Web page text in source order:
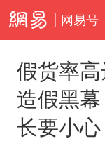
网易号
假货率
造假黑
长要小心